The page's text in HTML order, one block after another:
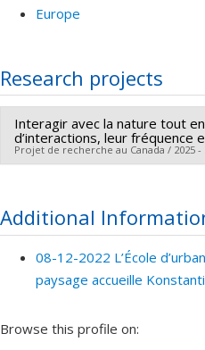
Europe
Research projects
Interagir avec la nature tout
d’interactions, leur fréquence
Projet de recherche au Canada / 2025 -
Funding sources: CRSH/
humaines du Canada
Grant programs:PVX20020-
CRSH - Subventions
Additional
08-12-2022 L’École
paysage accueille
Browse this profile on: